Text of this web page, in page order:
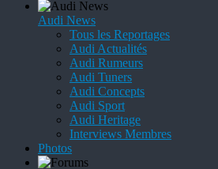
Audi News
Tous les Reportages
Audi Actualités
Audi Rumeurs
Audi Tuners
Audi Concepts
Audi Sport
Audi Heritage
Interviews Membres
Photos